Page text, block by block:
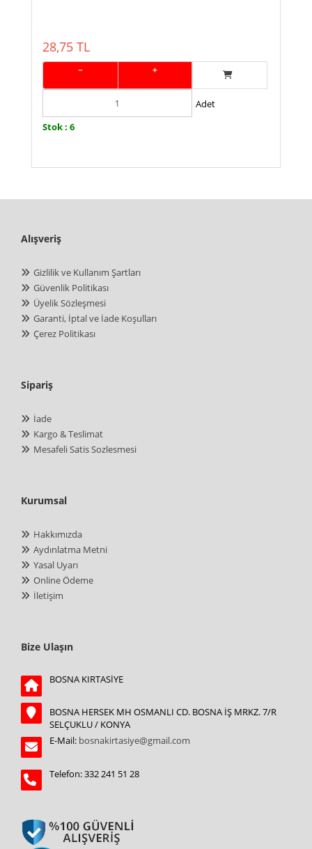
28,75 TL
− +
Adet
Stok : 6
Alışveriş
Gizlilik ve Kullanım Şartları
Güvenlik Politikası
Üyelik Sözleşmesi
Garanti, İptal ve İade Koşulları
Çerez Politikası
Sipariş
İade
Kargo & Teslimat
Mesafeli Satis Sozlesmesi
Kurumsal
Hakkımızda
Aydınlatma Metni
Yasal Uyarı
Online Ödeme
İletişim
Bize Ulaşın
BOSNA KIRTASİYE
BOSNA HERSEK MH OSMANLI CD. BOSNA İŞ MRKZ. 7/R
SELÇUKLU / KONYA
E-Mail: bosnakirtasiye@gmail.com
Telefon: 332 241 51 28